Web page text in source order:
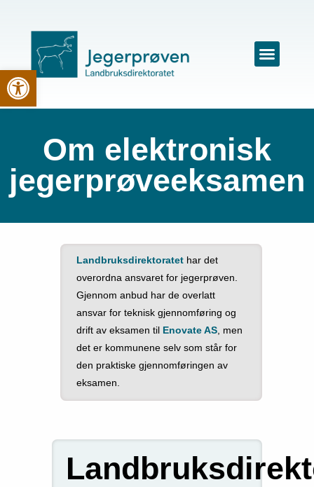
Vis verktøylinjen
Om elektronisk
jegerprøveeksamen
Landbruksdirektoratet har det
overordna ansvaret for jegerprøven.
Gjennom anbud har de overlatt
ansvar for teknisk gjennomføring og
drift av eksamen til Enovate AS , men
det er kommunene selv som står for
den praktiske gjennomføringen av
eksamen.